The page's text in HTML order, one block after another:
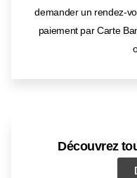
demander un rendez-
paiement par Carte
Découvrez